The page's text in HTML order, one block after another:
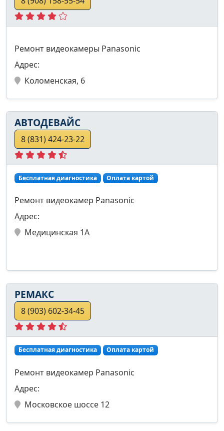
Ремонт видеокамеры Panasonic
Адрес:
Коломенская, 6
АВТОДЕВАЙС
8 (831) 424-23-22
Бесплатная диагностика Оплата картой
Ремонт видеокамер Panasonic
Адрес:
Медицинская 1А
РЕМАКС
8 (903) 602-34-45
Бесплатная диагностика Оплата картой
Ремонт видеокамер Panasonic
Адрес:
Московское шоссе 12